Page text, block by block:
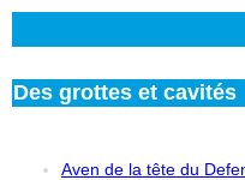
Des grottes et cavités
Aven de la tête du